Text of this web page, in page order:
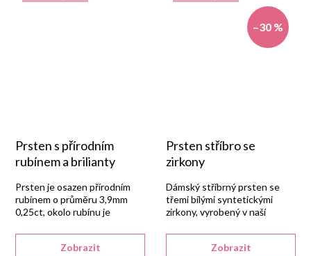
Prsten s přírodním
rubínem a brilianty
Zobrazit
Prsten je osazen přírodním
rubínem o průměru 3,9mm
0,25ct, okolo rubínu je
hmotnosti 0,21ct,
1,75mm,SI1,F,VG
–30 %
Prsten stříbro se
zirkony
Zobrazit
Dámský stříbrný prsten se
třemi bílými syntetickými
zirkony, vyrobený v naší
925/1000 s lesklou
rhodiovanou úpravou.